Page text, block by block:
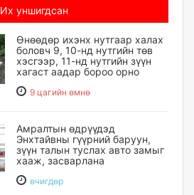
Их уншигдсан
Өнөөдөр ихэнх нутгаар халах
боловч 9, 10-нд нутгийн төв
хэсгээр, 11-нд нутгийн зүүн
хагаст аадар бороо орно
9 цагийн өмнө
Амралтын өдрүүдэд
Энхтайвны гүүрний баруун,
зүүн талын туслах авто замыг
хааж, засварлана
өчигдѳр